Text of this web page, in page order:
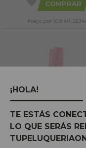
COMPRAR
Preço por 100 Ml:
Schwarzkopf Igora Royal
Colorante Permanente Sem
NO STOCK
¡HOLA!
TE ESTÁS
LO QUE SERÁS